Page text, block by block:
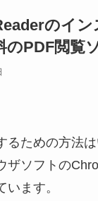
のイン
のPDF閲覧
るための方法
ザソフトの
ます。